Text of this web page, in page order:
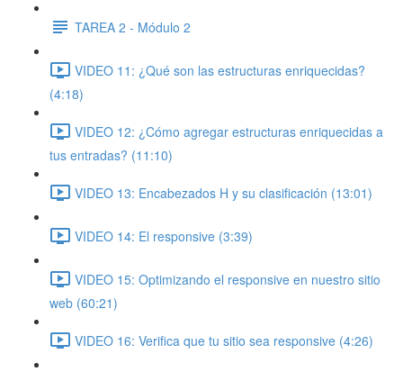
TAREA 2 - Módulo 2
VIDEO 11: ¿Qué son las estructuras enriquecidas?
(4:18)
VIDEO 12: ¿Cómo agregar estructuras enriquecidas a
tus entradas? (11:10)
VIDEO 13: Encabezados H y su clasificación (13:01)
VIDEO 14: El responsive (3:39)
VIDEO 15: Optimizando el responsive en nuestro sitio
web (60:21)
VIDEO 16: Verifica que tu sitio sea responsive (4:26)